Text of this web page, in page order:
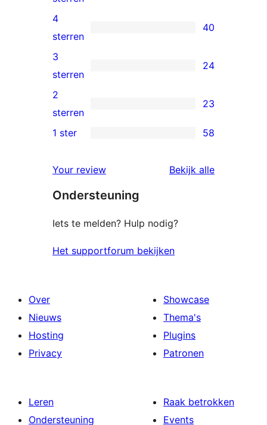
5
sterren
beoordeling
40
4
sterren
beoordeling
4
sterren
40
24
3
sterren
beoordeling
3
sterren
24
23
2
beoordeling
2
sterren
23
58
sterren
beoordeling
1 ster 58
Your review Bekijk alle
Ondersteuning
Iets te melden? Hulp nodig?
Het supportforum bekijken
Over
Nieuws
Hosting
Privacy
Showcase
Thema's
Plugins
Patronen
Leren
Ondersteuning
Raak betrokken
Events